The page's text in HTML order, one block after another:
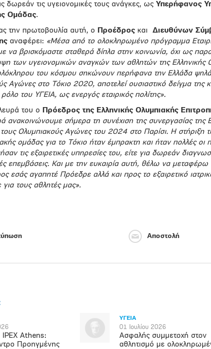
δωρεάν τις υγειονομικές τους ανάγκες, ως Υπερήφανος
Ομάδας.
την πρωτοβουλία αυτή, ο Προέδροςκαι Διευθύνων
αναφέρει: «Μέσα από το ολοκληρωμένο πρόγραμμα
να βρισκόμαστε σταθερά δίπλα στην κοινωνία, όχι ως
των υγειονομικών αναγκών των αθλητών της Ελληνικής
του κόσμου σηκώνουν περήφανα την Ελλάδα
Αγώνες στο Τόκιο 2020, αποτελεί ουσιαστικό δείγμα της
ρόλο του ΥΓΕΙΑ, ως ενεργός εταιρικός πολίτης».
του ο Πρόεδρος της Ελληνικής Ολυμπιακής
ανακοινώνουμε σήμερα τη συνέχιση της συνεργασίας της
Ολυμπιακούς Αγώνες του 2024 στο Παρίσι. Η στήριξη
ομάδας για το Τόκιο ήταν έμπρακτη και ήταν πολλές οι
τις εξαιρετικές υπηρεσίες του, είτε για δωρεάν
επεμβάσεις. Και με την ευκαιρία αυτή, θέλω να μεταφέρω
εσάς αγαπητέ Πρόεδρε αλλά και προς το εξαιρετικό
τους αθλητές μας».
Αποστολή
IPEX Athens:
Προηγμένης
ΥΓΕΙΑ
01 Ιουλίου 2026
Ασφαλής συμμετοχή στον
αθλητισμό με